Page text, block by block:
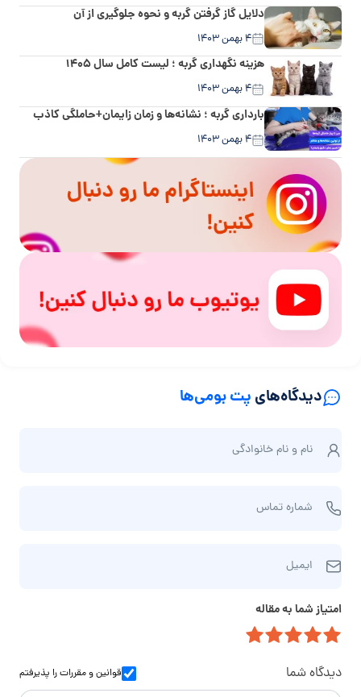
دلایل گاز گرفتن گربه و نحوه جلوگیری از آن
۴ بهمن ۱۴۰۳
هزینه نگهداری گربه ؛ لیست کامل سال ۱۴۰۵
۴ بهمن ۱۴۰۳
بارداری گربه ؛ نشانه‌ها و زمان زایمان+حاملگی کاذب
۴ بهمن ۱۴۰۳
دیدگاه‌های پت بومی‌ها
ا
و
م‌
ا
ن
و
د
نام و نام‌ خانوادگی
م
ر
ا
شماره تماس
ی
ی
ل
ایمیل
امتیاز شما به مقاله
دیدگاه شما قوانین و مقرراترا پذیرفتم